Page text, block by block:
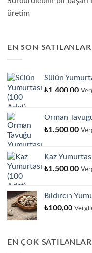
üretim
EN SON SATILANLAR
Sülün
₺1.400,00
Orman
₺1.500,00
Kaz
₺1.500,00
Bıldırcın
₺100,00
EN ÇOK SATILANLAR